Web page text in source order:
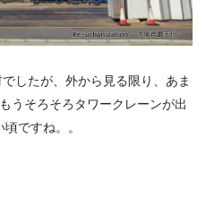
したが、外から見る限り、あま
うそろそろタワークレーンが出
ですね。。